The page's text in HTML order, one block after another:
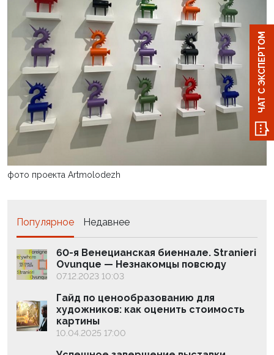
фото проекта Artmolodezh
Популярное Недавнее
60-я Венецианская биеннале. Stranieri
Ovunque — Незнакомцы повсюду
07.12.2023 10:03
Гайд по ценообразованию для
художников: как оценить стоимость
картины
10.04.2025 17:00
ЧАТ С ЭКСПЕРТОМ